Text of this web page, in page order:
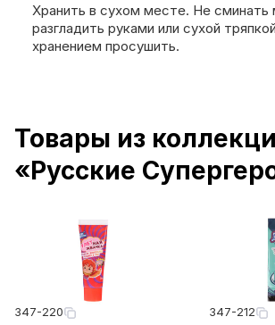
Хранить в сухом месте. Не сминать
разгладить руками или сухой
хранением просушить.
Товары из
«Русские
347-220 347-212